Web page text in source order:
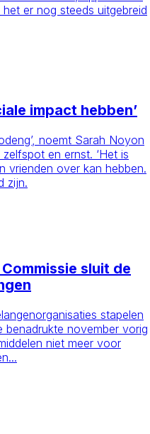
er nog steeds uitgebreid
impact hebben’
noemt Sarah Noyon
en ernst. ‘Het is
vrienden over kan hebben.
zijn.
Commissie sluit de
stapelen
benadrukte november vorig
niet meer voor